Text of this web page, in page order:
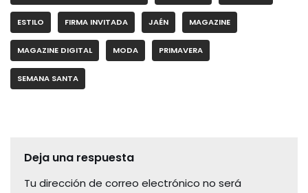
ESTILO FIRMA INVITADA JAÉN MAGAZINE
MAGAZINE DIGITAL MODA PRIMAVERA
SEMANA SANTA
Deja una respuesta
Tu dirección de correo electrónico no será